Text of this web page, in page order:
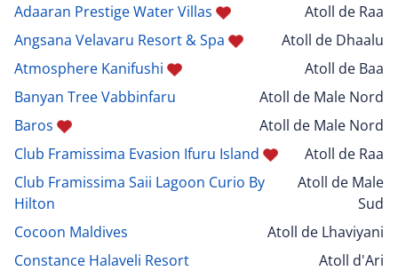
Adaaran Prestige Water Villas
Atoll de Raa
Angsana Velavaru Resort & Spa
Atoll de Dhaalu
Atmosphere Kanifushi
Atoll de Baa
Banyan Tree Vabbinfaru
Atoll de Male Nord
Baros
Atoll de Male Nord
Club Framissima Evasion Ifuru Island
Atoll de Raa
Club Framissima Saii Lagoon Curio By
Hilton
Atoll de Male
Sud
Cocoon Maldives
Atoll de Lhaviyani
Constance Halaveli Resort
Atoll d'Ari